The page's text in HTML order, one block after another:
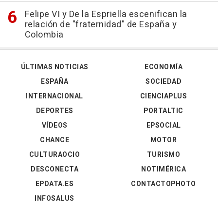
Felipe VI y De la Espriella escenifican la
relación de "fraternidad" de España y
Colombia
ÚLTIMAS NOTICIAS
ESPAÑA
INTERNACIONAL
DEPORTES
VÍDEOS
ECONOMÍA
SOCIEDAD
CIENCIAPLUS
PORTALTIC
EPSOCIAL
CHANCE
CULTURAOCIO
DESCONECTA
EPDATA.ES
INFOSALUS
MOTOR
TURISMO
NOTIMÉRICA
CONTACTOPHOTO